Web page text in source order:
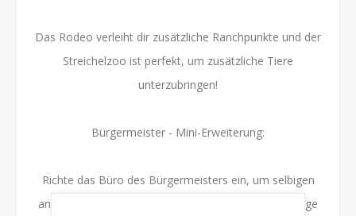
Das Rodeo verleiht dir zusätzliche Ranchpunkte und der
Streichelzoo ist perfekt, um zusätzliche Tiere
unterzubringen!
Bürgermeister - Mini-Erweiterung:
Richte das Büro des Bürgermeisters ein, um selbigen
anzulocken. Er bringt dir eine gehörige Menge Prestige